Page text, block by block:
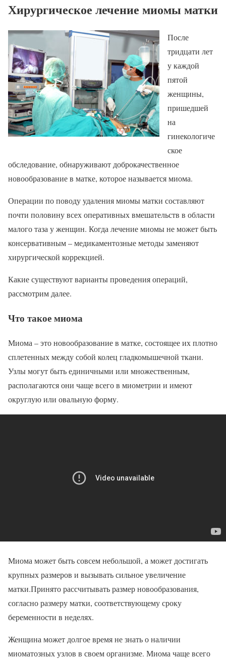
Хирургическое лечение миомы матки
После
тридцати лет
у каждой
пятой
женщины,
пришедшей
на
гинекологиче
ское
обследование, обнаруживают доброкачественное
новообразование в матке, которое называется миома.
Операции по поводу удаления миомы матки составляют
почти половину всех оперативных вмешательств в области
малого таза у женщин. Когда лечение миомы не может быть
консервативным – медикаментозные методы заменяют
хирургической коррекцией.
Какие существуют варианты проведения операций,
рассмотрим далее.
Что такое миома
Миома – это новообразование в матке, состоящее их плотно
сплетенных между собой колец гладкомышечной ткани.
Узлы могут быть единичными или множественным,
располагаются они чаще всего в миометрии и имеют
округлую или овальную форму.
Миома может быть совсем небольшой, а может достигать
крупных размеров и вызывать сильное увеличение
матки.Принято рассчитывать размер новообразования,
согласно размеру матки, соответствующему сроку
беременности в неделях.
Женщина может долгое время не знать о наличии
миоматозных узлов в своем организме. Миома чаще всего